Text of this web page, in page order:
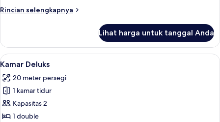
Rincian selengkapnya
Rincian
Semi
Deluxe
Room
Lihat harga untuk tanggal Anda
Lihat
semua
foto
untuk
Kamar
Deluks
4
Kamar Deluks
20 meter persegi
1 kamar tidur
Kapasitas 2
1 double